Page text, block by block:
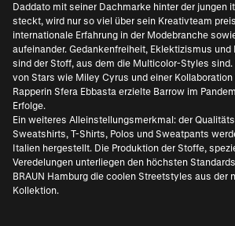
Daddato mit seiner Dachmarke hinter der jungen
steckt, wird nur so viel über sein Kreativteam
internationale Erfahrung in der Modebranche
aufeinander. Gedankenfreiheit, Eklektizismus
sind der Stoff, aus dem die Multicolor-Styles
von Stars wie Miley Cyrus und einer
Rapperin Sfera Ebbasta erzielte Barrow im
Erfolge.
Ein weiteres Alleinstellungsmerkmal: der
Sweatshirts, T-Shirts, Polos und Sweatpants
Italien hergestellt. Die Produktion der Stoffe,
Veredelungen unterliegen den höchsten
BRAUN Hamburg die coolen Streetstyles aus der
Kollektion.